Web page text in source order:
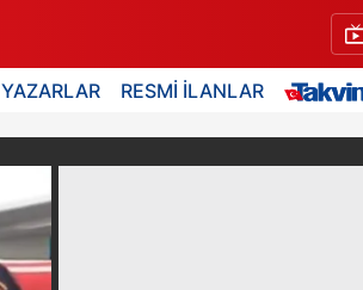
YAZARLAR RESMİ İLANLAR